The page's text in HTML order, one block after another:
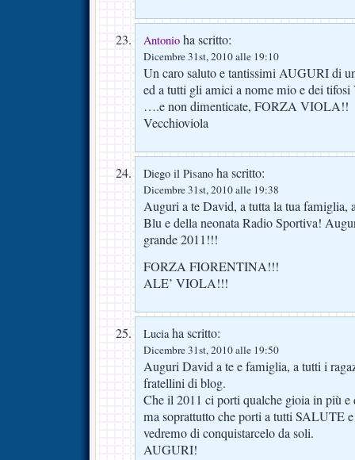
Antonio ha scritto:
Dicembre 31st, 2010 alle 19:10
Un caro saluto e tantissimi AUGURI di
ed a tutti gli amici a nome mio e dei
….e non dimenticate, FORZA VIOLA!!
Vecchioviola
Diego il Pisano ha scritto:
Dicembre 31st, 2010 alle 19:38
Auguri a te David, a tutta la tua famiglia,
Blu e della neonata Radio Sportiva!
grande 2011!!!
FORZA FIORENTINA!!!
ALE’ VIOLA!!!
Luciaha scritto:
Dicembre 31st, 2010 alle 19:50
Auguri David a te e famiglia, a tutti i
fratellini di blog.
Che il 2011 ci porti qualche gioia in più e
ma soprattutto che porti a tutti SALUTE
vedremo di conquistarcelo da soli.
AUGURI!